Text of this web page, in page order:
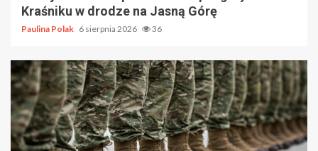
Kraśniku w drodze na Jasną Górę
Paulina Polak 6 sierpnia 2026 36